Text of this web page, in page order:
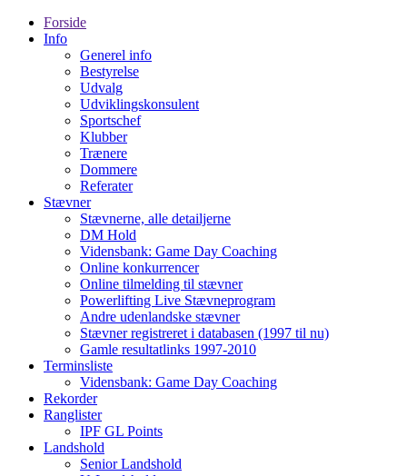
Forside
Info
Generel info
Bestyrelse
Udvalg
Udviklingskonsulent
Sportschef
Klubber
Trænere
Dommere
Referater
Stævner
Stævnerne, alle detailjerne
DM Hold
Vidensbank: Game Day Coaching
Online konkurrencer
Online tilmelding til stævner
Powerlifting Live Stævneprogram
Andre udenlandske stævner
Stævner registreret i databasen (1997 til nu)
Gamle resultatlinks 1997-2010
Terminsliste
Vidensbank: Game Day Coaching
Rekorder
Ranglister
IPF GL Points
Landshold
Senior Landshold